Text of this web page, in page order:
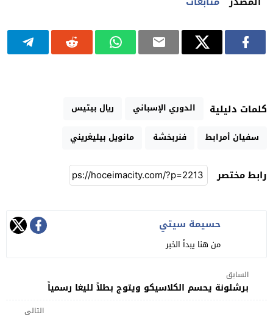
كلمات دليلية الدوري الإسباني
ريال بيتيس
سفيان أمرابط
فنربخشة مانويل بيليغريني
رابط مختصر
حسيمة سيتي
من هنا يبدأ الخبر
السابق
برشلونة يحسم الكلاسيكو ويتوج بطلاً لليغا رسمياً
التالي